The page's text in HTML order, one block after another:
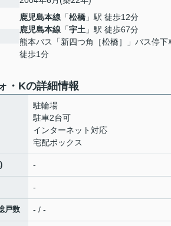
鹿児島本線 「松橋 」駅 徒歩12分
鹿児島本線 「宇土 」駅 徒歩67分
熊本バス「新四つ角［松橋］」バス停
徒歩1分
・Kの詳細情報
駐輪場
駐車2台可
インターネット対応
宅配ボックス
-
-
戸数 - / -